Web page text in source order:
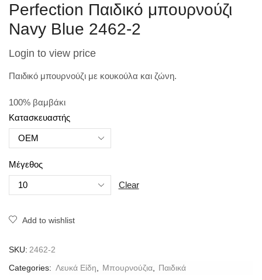
Perfection Παιδικό μπουρνούζι
Navy Blue 2462-2
Login to view price
Παιδικό μπουρνούζι με κουκούλα και ζώνη.
100% βαμβάκι
Κατασκευαστής
Μέγεθος
Clear
Add to wishlist
SKU: 2462-2
Categories: Λευκά Είδη Μπουρνούζια Παιδικά